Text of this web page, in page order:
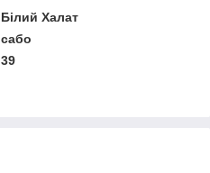
Білий Халат
сабо
39